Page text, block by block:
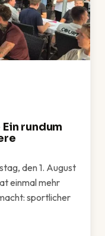
rundum
den 1. August
einmal mehr
sportlicher